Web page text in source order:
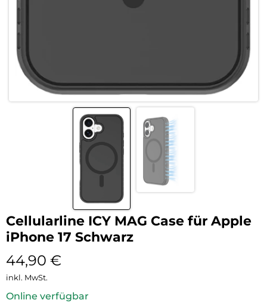
Cellularline ICY MAG Case für Apple
iPhone 17 Schwarz
44,90 €
inkl. MwSt.
Online verfügbar